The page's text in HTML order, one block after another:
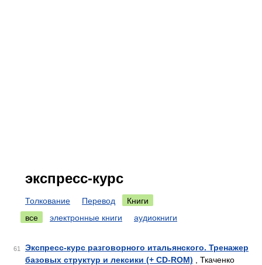
экспресс-курс
Толкование Перевод
Книги
все
электронные книги аудиокниги
61
Экспресс-курс разговорного итальянского. Тренажер
базовых структур и лексики (+ CD-ROM) , Ткаченко